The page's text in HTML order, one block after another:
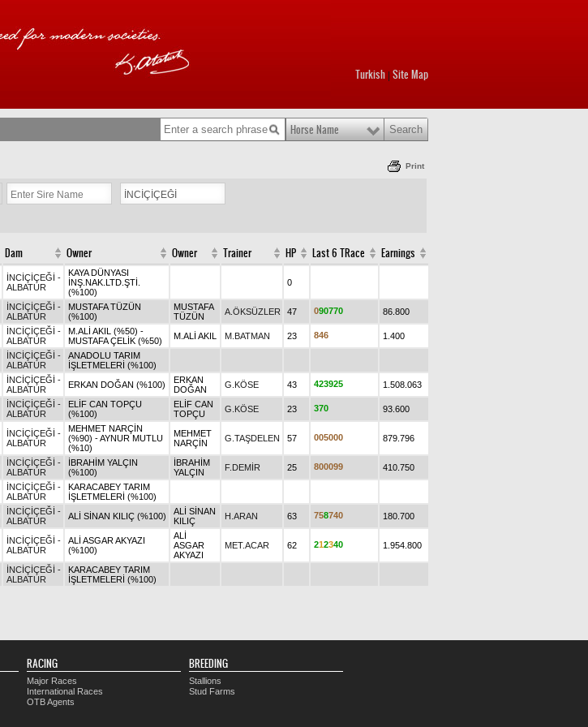
Turkish Site Map
Horse Name
Print
Dam Owner Owner Trainer HP Last 6 TRace Earnings
İNCİÇİÇEĞİ -
ALBATUR
KAYA DÜNYASI
İNŞ.NAK.LTD.ŞTİ.
(%100)
0
İNCİÇİÇEĞİ -
ALBATUR
MUSTAFA TÜZÜN
(%100)
MUSTAFA
TÜZÜN
A.ÖKSÜZLER 47 090770 86.800
İNCİÇİÇEĞİ -
ALBATUR
M.ALİ AKIL (%50) -
MUSTAFA ÇELİK (%50)
M.ALİ AKIL M.BATMAN 23 846
1.400
İNCİÇİÇEĞİ -
ALBATUR
ANADOLU TARIM
İŞLETMELERİ (%100)
İNCİÇİÇEĞİ -
ALBATUR
ERKAN DOĞAN (%100)
ERKAN
DOĞAN
G.KÖSE 43 423925 1.508.063
İNCİÇİÇEĞİ -
ALBATUR
ELİF CAN TOPÇU
(%100)
ELİF CAN
TOPÇU
G.KÖSE 23 370 93.600
İNCİÇİÇEĞİ -
ALBATUR
MEHMET NARÇİN
(%90) - AYNUR MUTLU
(%10)
MEHMET
NARÇİN
G.TAŞDELEN 57 005000 879.796
İNCİÇİÇEĞİ -
ALBATUR
İBRAHİM YALÇIN
(%100)
İBRAHİM
YALÇIN
F.DEMİR 25 800099 410.750
İNCİÇİÇEĞİ -
ALBATUR
KARACABEY TARIM
İŞLETMELERİ (%100)
İNCİÇİÇEĞİ -
ALBATUR
ALİ SİNAN KILIÇ (%100)
ALİ SİNAN
KILIÇ
H.ARAN 63 758740 180.700
İNCİÇİÇEĞİ -
ALBATUR
ALİ ASGAR AKYAZI
(%100)
ALİ
ASGAR
AKYAZI
MET.ACAR 62 212340 1.954.800
İNCİÇİÇEĞİ -
ALBATUR
KARACABEY TARIM
İŞLETMELERİ (%100)
RACING
Major Races
International Races
OTB Agents
BREEDING
Stallions
Stud Farms